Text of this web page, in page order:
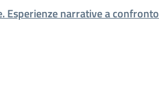
Esperienze narrative a confronto